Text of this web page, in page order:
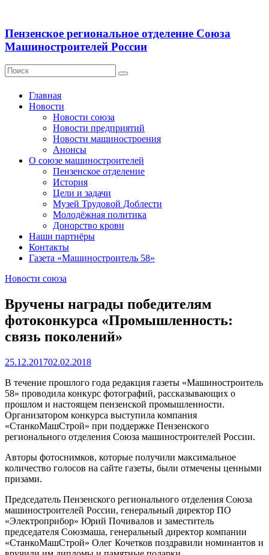
Пензенское региональное отделение Союза
Машиностроителей России
Главная
Новости
Новости союза
Новости предприятий
Новости машиностроения
Анонсы
О союзе машиностроителей
Пензенское отделение
История
Цели и задачи
Музей Трудовой Доблести
Молодёжная политика
Донорство крови
Наши партнёры
Контакты
Газета «Машиностроитель 58»
Новости союза
Вручены награды победителям
фотоконкурса «Промышленность:
связь поколений»
25.12.201702.02.2018
В течение прошлого года редакция газеты «Машиностроитель
58» проводила конкурс фотографий, рассказывающих о
прошлом и настоящем пензенской промышленности.
Организатором конкурса выступила компания
«СтанкоМашСтрой» при поддержке Пензенского
регионального отделения Союза машиностроителей России.
Авторы фотоснимков, которые получили максимальное
количество голосов на сайте газеты, были отмечены ценными
призами.
Председатель Пензенского регионального отделения Союза
машиностроителей России, генеральный директор ПО
«Электроприбор» Юрий Почивалов и заместитель
председателя Союзмаша, генеральный директор компании
«СтанкоМашСтрой» Олег Кочетков поздравили номинантов и